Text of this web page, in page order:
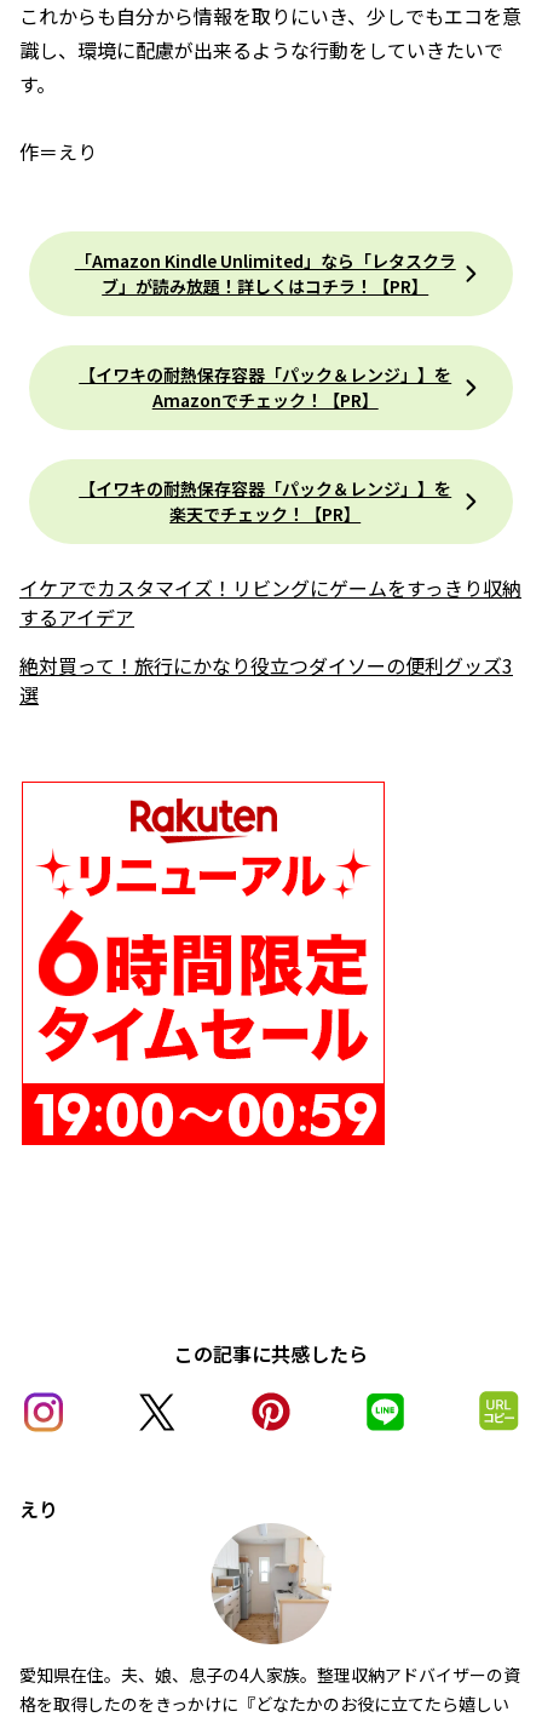
これからも自分から情報を取りにいき、少しでもエコを意
識し、環境に配慮が出来るような行動をしていきたいで
す。
作＝えり
「Amazon Kindle Unlimited」なら「レタスクラ
ブ」が読み放題！詳しくはコチラ！【PR】
【イワキの耐熱保存容器「パック＆レンジ」】を
Amazonでチェック！【PR】
【イワキの耐熱保存容器「パック＆レンジ」】を
楽天でチェック！【PR】
イケアでカスタマイズ！リビングにゲームをすっきり収納
するアイデア
絶対買って！旅行にかなり役立つダイソーの便利グッズ3
選
この記事に共感したら
えり
愛知県在住。夫、娘、息子の4人家族。整理収納アドバイザーの資
格を取得したのをきっかけに『どなたかのお役に立てたら嬉しい